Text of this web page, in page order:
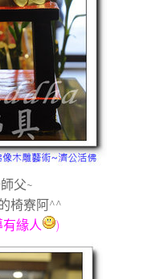
父~
椅寮阿^^
緣人
)